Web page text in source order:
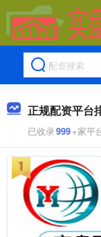
正规配资平台
已收录999+家平